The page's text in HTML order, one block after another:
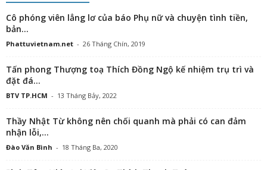
Cô phóng viên lẳng lơ của báo Phụ nữ và chuyện tình tiền,
bản...
Phattuvietnam.net - 26 Tháng Chín, 2019
Tấn phong Thượng toạ Thích Đồng Ngộ kế nhiệm trụ trì và
đặt đá...
BTV TP.HCM - 13 Tháng Bảy, 2022
Thầy Nhật Từ không nên chối quanh mà phải có can đảm
nhận lỗi,...
Đào Văn Bình - 18 Tháng Ba, 2020